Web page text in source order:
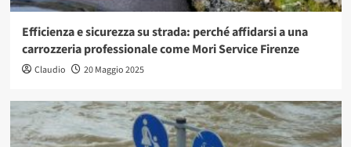
Efficienza e sicurezza su strada: perché affidarsi a una
carrozzeria professionale come Mori Service Firenze
Claudio 20 Maggio 2025